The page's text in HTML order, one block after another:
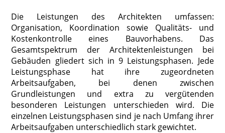
Die Leistungen des Architekten umfassen:
Organisation, Koordination sowie Qualitäts- und
Kostenkontrolle eines Bauvorhabens. Das
Gesamtspektrum der Architektenleistungen bei
Gebäuden gliedert sich in 9 Leistungsphasen. Jede
Leistungsphase hat ihre zugeordneten
Arbeitsaufgaben, bei denen zwischen
Grundleistungen und extra zu vergütenden
besonderen Leistungen unterschieden wird. Die
einzelnen Leistungsphasen sind je nach Umfang ihrer
Arbeitsaufgaben unterschiedlich stark gewichtet.